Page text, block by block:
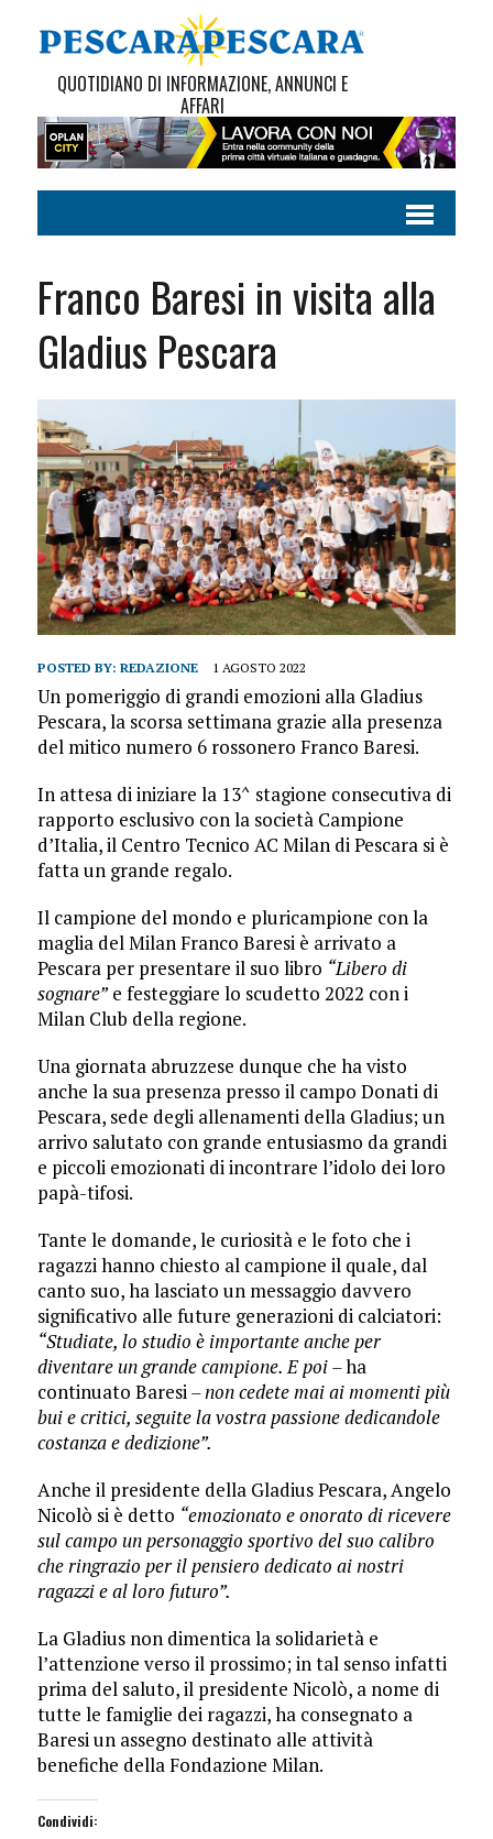
QUOTIDIANO DI INFORMAZIONE, ANNUNCI E
AFFARI
Franco Baresi in visita alla
Gladius Pescara
POSTED BY: REDAZIONE 1 AGOSTO 2022
Un pomeriggio di grandi emozioni alla Gladius
Pescara, la scorsa settimana grazie alla presenza
del mitico numero 6 rossonero Franco Baresi.
In attesa di iniziare la 13^ stagione consecutiva di
rapporto esclusivo con la società Campione
d’Italia, il Centro Tecnico AC Milan di Pescara si è
fatta un grande regalo.
Il campione del mondo e pluricampione con la
maglia del Milan Franco Baresi è arrivato a
Pescara per presentare il suo libro “Libero di
sognare”e festeggiare lo scudetto 2022 con i
Milan Club della regione.
Una giornata abruzzese dunque che ha visto
anche la sua presenza presso il campo Donati di
Pescara, sede degli allenamenti della Gladius; un
arrivo salutato con grande entusiasmo da grandi
e piccoli emozionati di incontrare l’idolo dei loro
papà-tifosi.
Tante le domande, le curiosità e le foto che i
ragazzi hanno chiesto al campione il quale, dal
canto suo, ha lasciato un messaggio davvero
significativo alle future generazioni di calciatori:
“Studiate, lo studio è importante anche per
diventare un grande campione. E poi –ha
continuato Baresi– non cedete mai ai momenti più
bui e critici, seguite la vostra passione dedicandole
costanza e dedizione”.
Anche il presidente della Gladius Pescara, Angelo
Nicolò si è detto “emozionato e onorato di ricevere
sul campo un personaggio sportivo del suo calibro
che ringrazio per il pensiero dedicato ai nostri
ragazzi e al loro futuro”.
La Gladius non dimentica la solidarietà e
l’attenzione verso il prossimo; in tal senso infatti
prima del saluto, il presidente Nicolò, a nome di
tutte le famiglie dei ragazzi, ha consegnato a
Baresi un assegno destinato alle attività
benefiche della Fondazione Milan.
Condividi: